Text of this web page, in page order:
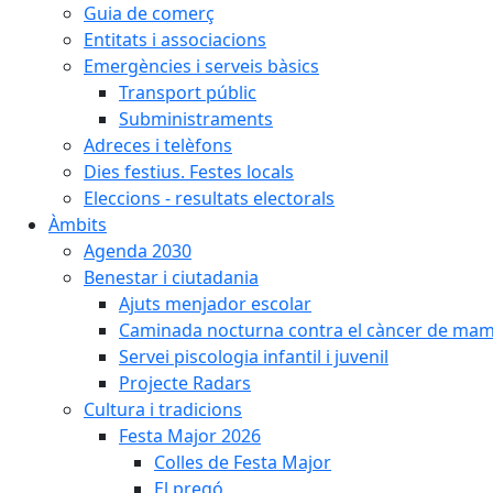
Guia de comerç
Entitats i associacions
Emergències i serveis bàsics
Transport públic
Subministraments
Adreces i telèfons
Dies festius. Festes locals
Eleccions - resultats electorals
Àmbits
Agenda 2030
Benestar i ciutadania
Ajuts menjador escolar
Caminada nocturna contra el càncer de
Servei piscologia infantil i juvenil
Projecte Radars
Cultura i tradicions
Festa Major 2026
Colles de Festa Major